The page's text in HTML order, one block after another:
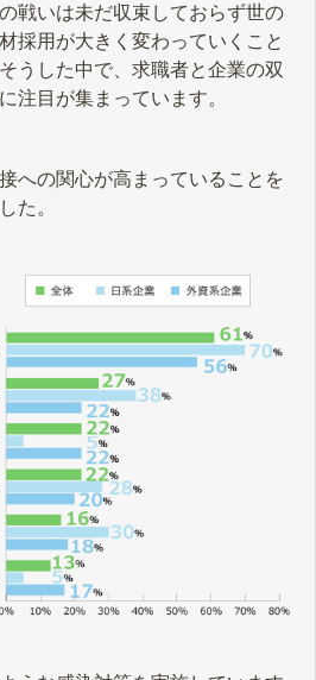
戦いは未だ収束しておらず世の
採用が大きく変わっていくこと
うした中で、求職者と企業の双
注目が集まっています。
への関心が高まっていることを
た。